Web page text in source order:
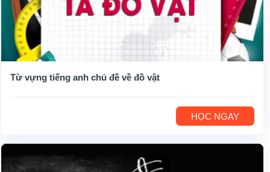
Từ vựng tiếng anh chủ đề về đồ vật
HỌC NGAY